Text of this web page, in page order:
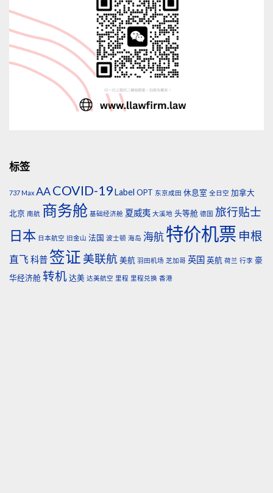
标签
737 Max AACOVID-19Label OPT 东京成田 休息室 全日空 加拿大
北京 南航 商务舱 基础经济舱 夏威夷 大溪地 头等舱 德国 旅行贴士
日本 日本航空 旧金山 法国 波士顿 海岛 海航特价机票 申根
直飞 科普 签证 美联航 美航 羽田机场 芝加哥 英国 英航 荷兰 行李 豪
华经济舱 转机达美 达美航空 里程 里程兑换 香港